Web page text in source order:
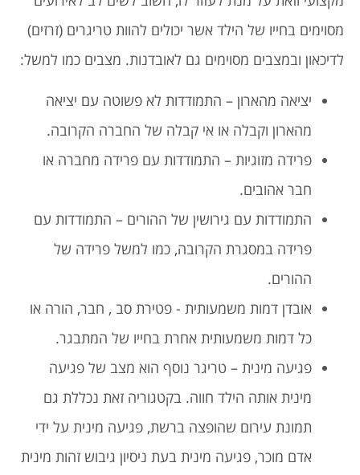
מסוימים בחייו של הילד אשר יכולים להוות טריגרים (זרזים)
לדיכאון ובמצבים מסוימים גם לאובדנות. מצבים כמו למשל:
יציאה מהארון – התמודדות לא פשוטה עם יציאה
מהארון וקבלה או אי קבלה של החברה הקרובה.
פרידה מזוגיות – התמודדות עם פרידה מחברה או
חבר אהובים.
התמודדות עם גירושין של ההורים – התמודדות עם
פרידה במסגרת הקרובה, כמו למשל פרידה של
ההורים.
אובדן דמות משמעותית - פטירת סב , חבר, הורה או
כל דמות משמעותית אחרת בחייו של המתבגר.
פגיעה מינית – טריגר נוסף הוא מצב של פגיעה
מינית אותה הילד חווה. בקטגוריה זאת נכללת גם
תמונת עירום שהופצה ברשת, פגיעה מינית על ידי
אדם מוכר, פגיעה מינית בעת ניסיון גיבוש זהות מינית